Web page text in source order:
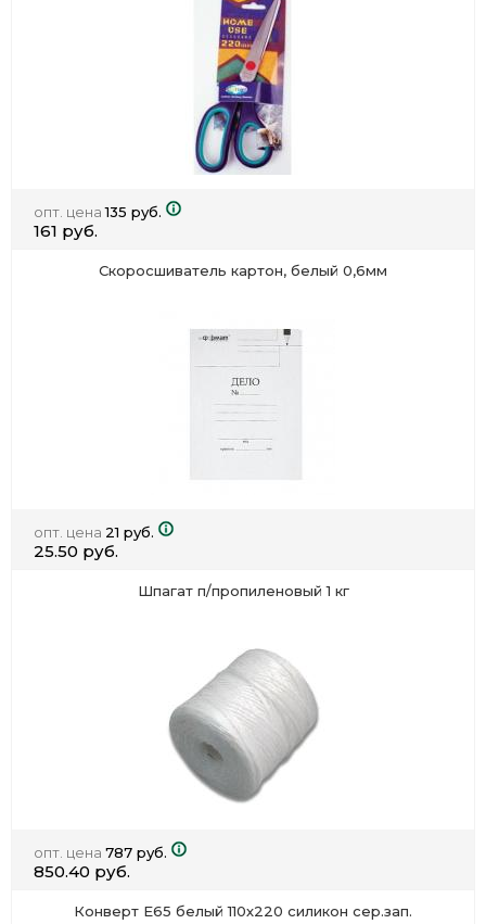
опт. цена135 руб.
161 руб.
Скоросшиватель картон, белый 0,6мм
опт. цена 21 руб.
25.50 руб.
Шпагат п/пропиленовый 1 кг
опт. цена 787 руб.
850.40 руб.
Конверт Е65 белый 110х220 силикон сер.зап.